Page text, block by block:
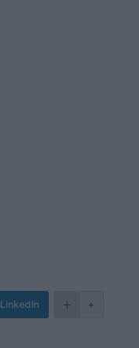
LinkedIn +